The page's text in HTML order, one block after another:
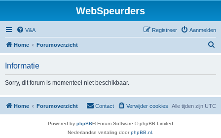
WebSpeurders
V&A Aanmelden
Registreer
Home Forumoverzicht
Informatie
Sorry, dit forum is momenteel niet beschikbaar.
Home Forumoverzicht Alle tijden zijn UTC
Verwijder cookies
Contact
Powered by phpBB® Forum Software © phpBB Limited
Nederlandse vertaling doorphpBB.nl